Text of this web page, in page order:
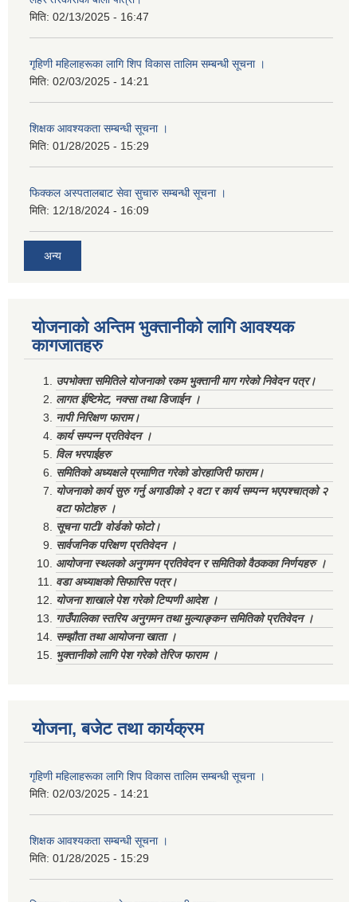
मिति: 02/13/2025 - 16:47
गृहिणी महिलाहरूका लागि शिप विकास तालिम सम्बन्धी सूचना ‌।
मिति: 02/03/2025 - 14:21
शिक्षक आवश्यकता सम्बन्धी सूचना ।
मिति: 01/28/2025 - 15:29
फिक्कल अस्पतालबाट सेवा सुचारु सम्बन्धी सूचना ।
मिति: 12/18/2024 - 16:09
अन्य
योजनाको अन्तिम भुक्तानीको लागि आवश्यक
कागजातहरु
उपभोक्ता समितिले योजनाको रकम भुक्तानी माग गरेको निवेदन पत्र।
लागत ईष्टिमेट, नक्सा तथा डिजाईन ।
नापी निरिक्षण फाराम।
कार्य सम्पन्न प्रतिवेदन ।
विल भरपाईहरु
समितिको अध्यक्षले प्रमाणित गरेको डोरहाजिरी फाराम।
योजनाको कार्य सुरु गर्नु अगाडीको २ वटा र कार्य सम्पन्न भएपश्चात्‌को २
वटा फोटोहरु ।
सूचना पाटी/ वोर्डको फोटो।
सार्वजनिक परिक्षण प्रतिवेदन ।
आयोजना स्थलको अनुगमन प्रतिवेदन र समितिको वैठकका निर्णयहरु ।
वडा अध्याक्षको सिफारिस पत्र।
योजना शाखाले पेश गरेको टिप्पणी आदेश ।
गाउँपालिका स्तरिय अनुगमन तथा मुल्याङ्कन समितिको प्रतिवेदन ।
सम्झौता तथा आयोजना खाता ।
भुक्तानीको लागि पेश गरेको तेरिज फाराम ।
योजना, बजेट तथा कार्यक्रम
गृहिणी महिलाहरूका लागि शिप विकास तालिम सम्बन्धी सूचना ‌।
मिति: 02/03/2025 - 14:21
शिक्षक आवश्यकता सम्बन्धी सूचना ।
मिति: 01/28/2025 - 15:29